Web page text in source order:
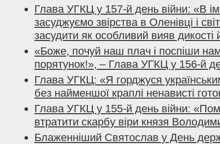
Глава УГКЦ у 157-й день війни: «В
засуджуємо звірства в Оленівці і
засудити як особливий вияв дикості
«Боже, почуй наш плач і поспіши
порятунок!», – Глава УГКЦ у 156-й
Глава УГКЦ: «Я горджуся
без найменшої краплі ненависті
Глава УГКЦ у 155-й день війни:
втратити скарбу віри князя
Блаженніший Святослав у День